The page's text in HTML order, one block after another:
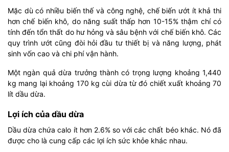
Mặc dù có nhiều biến thế và công nghệ, chế biến ướt ít khả thi
hơn chế biến khô, do năng suất thấp hơn 10-15% thậm chí có
tính đến tổn thất do hư hỏng và sâu bệnh với chế biến khô. Các
quy trình ướt cũng đòi hỏi đầu tư thiết bị và năng lượng, phát
sinh vốn cao và chi phí vận hành.
Một ngàn quả dừa trưởng thành có trọng lượng khoảng 1,440
kg mang lại khoảng 170 kg cùi dừa từ đó chiết xuất khoảng 70
lít dầu dừa.
Lợi ích của dầu dừa
Dầu dừa chứa calo ít hơn 2.6% so với các chất béo khác. Nó đã
được cho là cung cấp các lợi ích sức khỏe khác nhau.